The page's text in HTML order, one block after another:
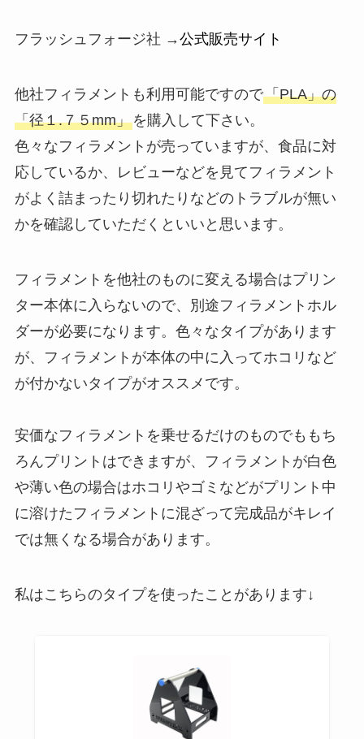
フラッシュフォージ社 →公式販売サイト
他社フィラメントも利用可能ですので「PLA」の
「径１.７５mm」を購入して下さい。
色々なフィラメントが売っていますが、食品に対
応しているか、レビューなどを見てフィラメント
がよく詰まったり切れたりなどのトラブルが無い
かを確認していただくといいと思います。
フィラメントを他社のものに変える場合はプリン
ター本体に入らないので、別途フィラメントホル
ダーが必要になります。色々なタイプがあります
が、フィラメントが本体の中に入ってホコリなど
が付かないタイプがオススメです。
安価なフィラメントを乗せるだけのものでももち
ろんプリントはできますが、フィラメントが白色
や薄い色の場合はホコリやゴミなどがプリント中
に溶けたフィラメントに混ざって完成品がキレイ
では無くなる場合があります。
私はこちらのタイプを使ったことがあります↓